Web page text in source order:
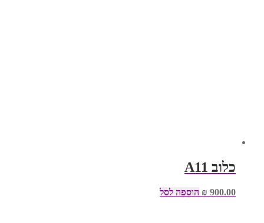
כלוב A11
₪ 900.00 הוספה לסל